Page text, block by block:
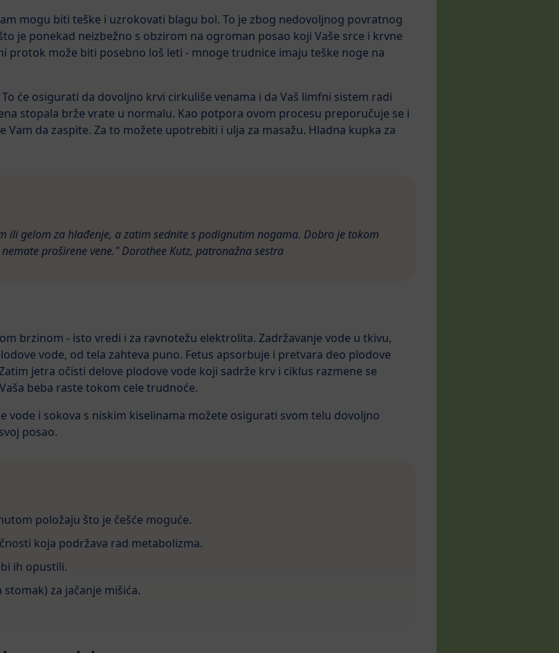
mogu biti teške i uzrokovati blagu bol. To je zbog nedovoljnog povratnog
je ponekad neizbežno s obzirom na ogroman posao koji Vaše srce i krvne
protok može biti posebno loš leti - mnoge trudnice imaju teške noge na
će osigurati da dovoljno krvi cirkuliše venama i da Vaš limfni sistem radi
stopala brže vrate u normalu. Kao potpora ovom procesu preporučuje se i
Vam da zaspite. Za to možete upotrebiti i ulja za masažu. Hladna kupka za
ili gelom za hlađenje, a zatim sednite s podignutim nogama. Dobro je tokom
proširene vene." Dorothee Kutz, patronažna sestra
brzinom - isto vredi i za ravnotežu elektrolita. Zadržavanje vode u tkivu,
vode, od tela zahteva puno. Fetus apsorbuje i pretvara deo plodove
jetra očisti delove plodove vode koji sadrže krv i ciklus razmene se
beba raste tokom cele trudnoće.
vode i sokova s niskim kiselinama možete osigurati svom telu dovoljno
posao.
položaju što je češće moguće.
koja podržava rad metabolizma.
ih opustili.
za jačanje mišića.